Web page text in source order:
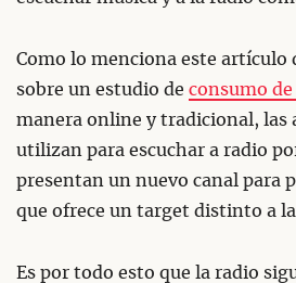
Como lo menciona este artículo
sobre un estudio de consumo
manera online y tradicional, las
utilizan para escuchar a radio
presentan un nuevo canal para
que ofrece un target distinto a
Es por todo esto que la radio